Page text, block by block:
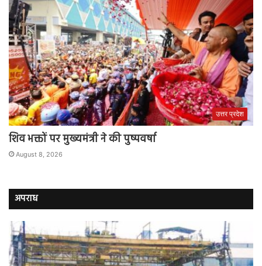
उत्तर प्रदेश
शिव भक्तों पर मुख्यमंत्री ने की पुष्पवर्षा
August 8, 2026
अपराध